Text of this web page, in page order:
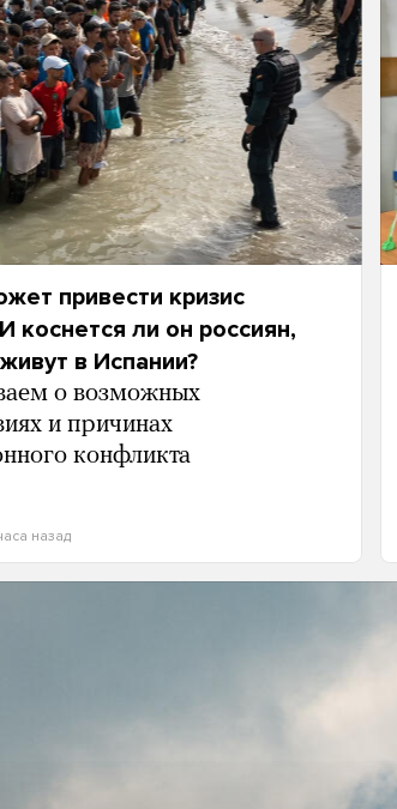
привести кризис
коснется ли он россиян,
в Испании?
о возможных
и причинах
конфликта
назад